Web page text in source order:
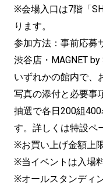
※会場入口は7階「
ります。
参加方法：事前応募
渋谷店・MAGNET
いずれかの館内で、
写真の添付と必要事
抽選で各日200組
す。詳しくは特設ペ
※お買い上げ金額上限
※当イベントは入場
※オールスタンディ